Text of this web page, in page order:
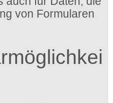
von Formularen